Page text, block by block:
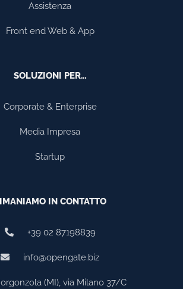
Assistenza
Front end Web & App
SOLUZIONI PER…
Corporate & Enterprise
Media Impresa
Startup
IN CONTATTO
+39 02 87198839
info@opengate.biz
(MI), via Milano 37/C